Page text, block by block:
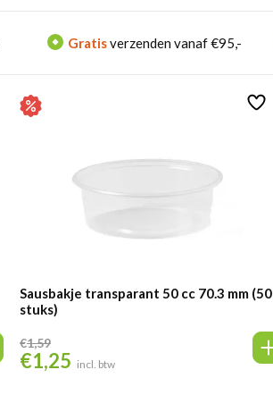
Gratisverzenden vanaf €95,-
Sausbakje transparant 50 cc 70.3 mm (50
stuks)
€1,59
Oorspronkelijke
€1,25 Huidige
incl. btw